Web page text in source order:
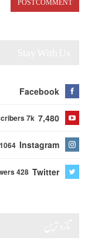
Facebook
7,480
7k+
Instagram
Twitter
428